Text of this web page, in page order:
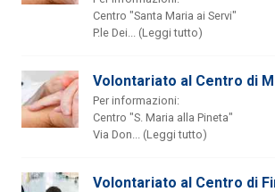
Centro "Santa Maria ai Servi"
P.le Dei... (Leggi tutto)
Volontariato al Centro di
Per informazioni:
Centro "S. Maria alla Pineta"
Via Don... (Leggi tutto)
Volontariato al Centro di